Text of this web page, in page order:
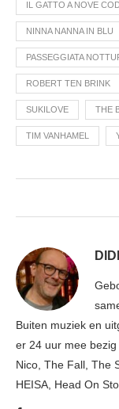
IL GATTO A NOVE
NINNA NANNA IN BLU
PASSEGGIATA
ROBERT TEN BRINK
SUKILOVE THE
TIM VANHAMEL
Buiten muziek en
er 24 uur mee bezig
Nico, The Fall, The
HEISA, Head On